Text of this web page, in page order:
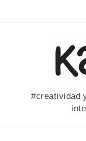
#creatividad